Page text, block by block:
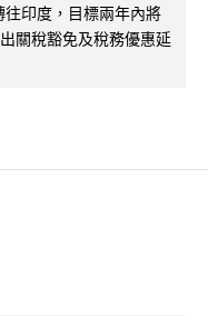
印度，目標兩年內將
關稅豁免及稅務優惠延